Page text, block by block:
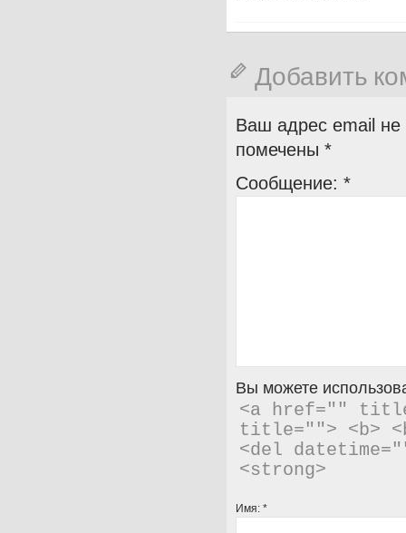
Добавить
Ваш адрес email не
помечены *
Сообщение: *
Вы можете
<a href=""
title=""> <b>
<del
<strong>
Имя: *